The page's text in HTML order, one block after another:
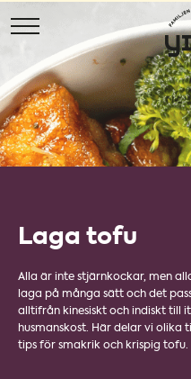
Laga tofu
Alla är inte stjärnkockar, men
laga på många sätt och det
alltifrån kinesiskt och indiskt till
husmanskost. Här delar vi olika
tips för smakrik och krispig tofu.